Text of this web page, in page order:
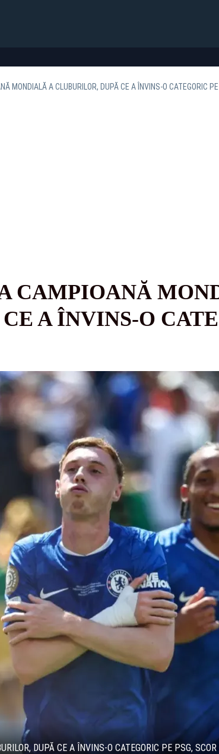
MONDIALĂ A CLUBURILOR, DUPĂ CE A ÎNVINS-O CATEGORIC
CAMPIOANĂ
A ÎNVINS-O
DUPĂ CE A ÎNVINS-O CATEGORIC PE PSG,